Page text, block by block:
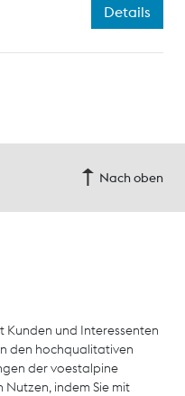
Details
Nach oben
Kunden und Interessenten
den hochqualitativen
der voestalpine
Nutzen, indem Sie mit